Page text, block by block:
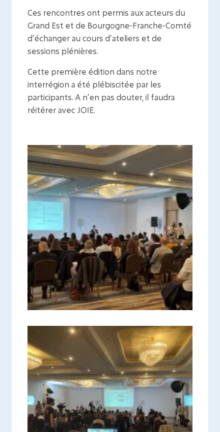
Ces rencontres ont permis aux acteurs du
Grand Est et de Bourgogne-Franche-Comté
d’échanger au cours d’ateliers et de
sessions plénières.
Cette première édition dans notre
interrégion a été plébiscitée par les
participants. A n’en pas douter, il faudra
réitérer avec JOIE.